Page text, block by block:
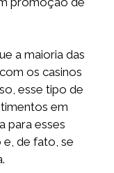
a maioria das
os casinos
esse tipo de
em
para esses
de fato, se